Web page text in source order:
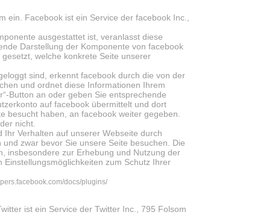
Facebook ist ein Service der facebook Inc.,
ausgestattet ist, veranlasst diese
Darstellung der Komponente von facebook
welche konkrete Seite unserer
sind, erkennt facebook durch die von der
und ordnet diese Informationen Ihrem
Button an oder geben Sie entsprechende
auf facebook übermittelt und dort
besucht haben, an facebook weiter gegeben.
nicht.
Verhalten auf unserer Webseite durch
zwar bevor Sie unsere Seite besuchen. Die
insbesondere zur Erhebung und Nutzung der
zum Schutz Ihrer
docs/plugins/
ist ein Service der Twitter Inc., 795 Folsom